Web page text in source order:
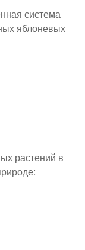
система
яблоневых
растений в